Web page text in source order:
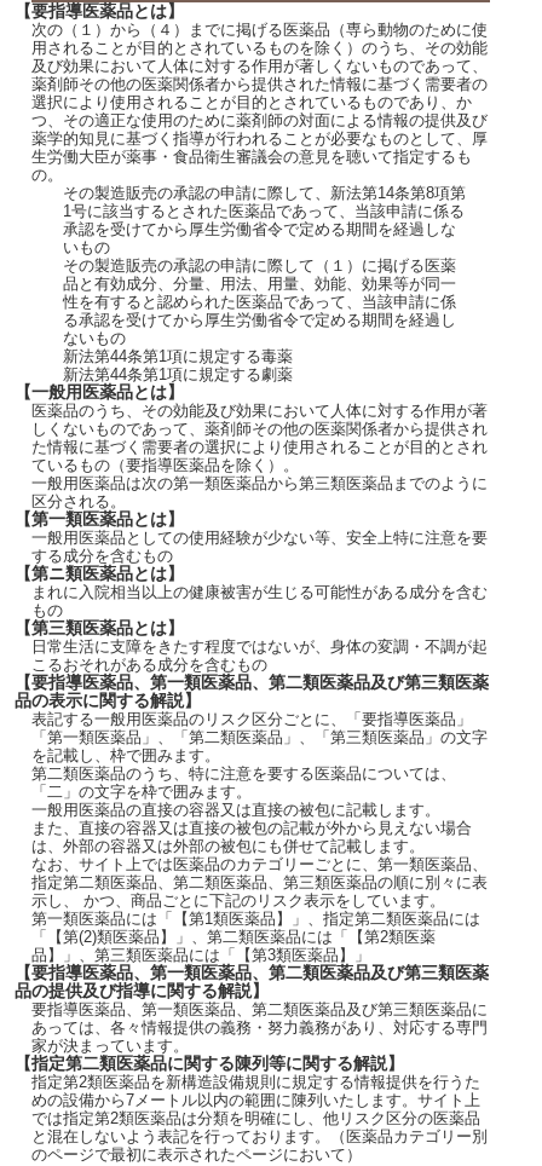
【要指導医薬品とは】
次の（１）から（４）までに掲げる医薬品（専ら動物のために使
用されることが目的とされているものを除く）のうち、その効能
及び効果において人体に対する作用が著しくないものであって、
薬剤師その他の医薬関係者から提供された情報に基づく需要者の
選択により使用されることが目的とされているものであり、か
つ、その適正な使用のために薬剤師の対面による情報の提供及び
薬学的知見に基づく指導が行われることが必要なものとして、厚
生労働大臣が薬事・食品衛生審議会の意見を聴いて指定するも
の。
その製造販売の承認の申請に際して、新法第14条第8項第
1号に該当するとされた医薬品であって、当該申請に係る
承認を受けてから厚生労働省令で定める期間を経過しな
いもの
その製造販売の承認の申請に際して（１）に掲げる医薬
品と有効成分、分量、用法、用量、効能、効果等が同一
性を有すると認められた医薬品であって、当該申請に係
る承認を受けてから厚生労働省令で定める期間を経過し
ないもの
新法第44条第1項に規定する毒薬
新法第44条第1項に規定する劇薬
【一般用医薬品とは】
医薬品のうち、その効能及び効果において人体に対する作用が著
しくないものであって、薬剤師その他の医薬関係者から提供され
た情報に基づく需要者の選択により使用されることが目的とされ
ているもの（要指導医薬品を除く）。
一般用医薬品は次の第一類医薬品から第三類医薬品までのように
区分される。
【第一類医薬品とは】
一般用医薬品としての使用経験が少ない等、安全上特に注意を要
する成分を含むもの
【第ニ類医薬品とは】
まれに入院相当以上の健康被害が生じる可能性がある成分を含む
もの
【第三類医薬品とは】
日常生活に支障をきたす程度ではないが、身体の変調・不調が起
こるおそれがある成分を含むもの
【要指導医薬品、第一類医薬品、第二類医薬品及び第三類医薬
品の表示に関する解説】
表記する一般用医薬品のリスク区分ごとに、「要指導医薬品」
「第一類医薬品」、「第二類医薬品」、「第三類医薬品」の文字
を記載し、枠で囲みます。
第二類医薬品のうち、特に注意を要する医薬品については、
「二」の文字を枠で囲みます。
一般用医薬品の直接の容器又は直接の被包に記載します。
また、直接の容器又は直接の被包の記載が外から見えない場合
は、外部の容器又は外部の被包にも併せて記載します。
なお、サイト上では医薬品のカテゴリーごとに、第一類医薬品、
指定第二類医薬品、第二類医薬品、第三類医薬品の順に別々に表
示し、 かつ、商品ごとに下記のリスク表示をしています。
第一類医薬品には「【第1類医薬品】」、指定第二類医薬品には
「【第(2)類医薬品】」、第二類医薬品には「【第2類医薬
品】」、第三類医薬品には「【第3類医薬品】」
【要指導医薬品、第一類医薬品、第二類医薬品及び第三類医薬
品の提供及び指導に関する解説】
要指導医薬品、第一類医薬品、第二類医薬品及び第三類医薬品に
あっては、各々情報提供の義務・努力義務があり、対応する専門
家が決まっています。
【指定第二類医薬品に関する陳列等に関する解説】
指定第2類医薬品を新構造設備規則に規定する情報提供を行うた
めの設備から7メートル以内の範囲に陳列いたします。サイト上
では指定第2類医薬品は分類を明確にし、他リスク区分の医薬品
と混在しないよう表記を行っております。（医薬品カテゴリー別
のページで最初に表示されたページにおいて）